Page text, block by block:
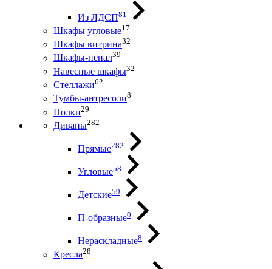
Из ЛДСП81
Шкафы угловые17
Шкафы витрина32
Шкафы-пенал39
Навесные шкафы32
Стеллажи62
Тумбы-антресоли8
Полки29
Диваны282
Прямые282
Угловые58
Детские59
П-образные0
Нераскладные8
Кресла28